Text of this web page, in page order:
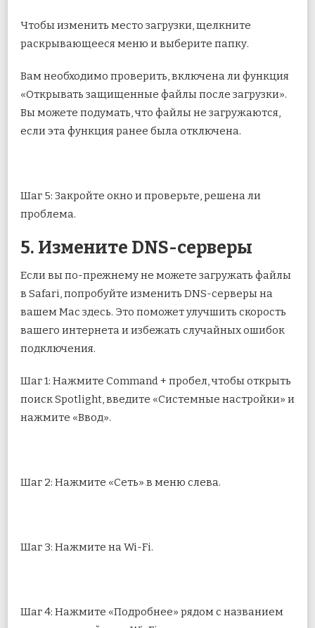
Чтобы изменить место загрузки, щелкните
раскрывающееся меню и выберите папку.
Вам необходимо проверить, включена ли функция
«Открывать защищенные файлы после загрузки».
Вы можете подумать, что файлы не загружаются,
если эта функция ранее была отключена.
Шаг 5: Закройте окно и проверьте, решена ли
проблема.
5. Измените DNS-серверы
Если вы по-прежнему не можете загружать файлы
в Safari, попробуйте изменить DNS-серверы на
вашем Mac здесь. Это поможет улучшить скорость
вашего интернета и избежать случайных ошибок
подключения.
Шаг 1: Нажмите Command + пробел, чтобы открыть
поиск Spotlight, введите «Системные настройки» и
нажмите «Ввод».
Шаг 2: Нажмите «Сеть» в меню слева.
Шаг 3: Нажмите на Wi-Fi.
Шаг 4: Нажмите «Подробнее» рядом с названием